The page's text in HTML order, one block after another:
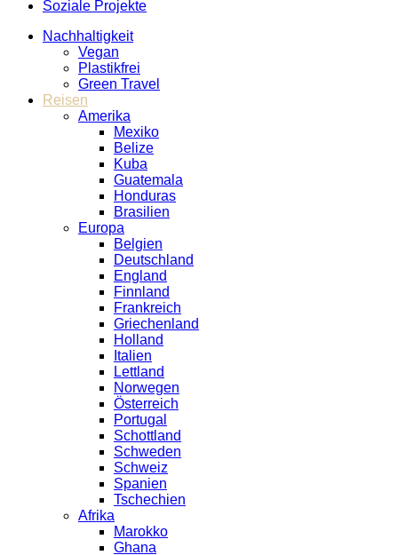
Soziale Projekte
Nachhaltigkeit
Vegan
Plastikfrei
Green Travel
Reisen
Amerika
Mexiko
Belize
Kuba
Guatemala
Honduras
Brasilien
Europa
Belgien
Deutschland
England
Finnland
Frankreich
Griechenland
Holland
Italien
Lettland
Norwegen
Österreich
Portugal
Schottland
Schweden
Schweiz
Spanien
Tschechien
Afrika
Marokko
Ghana